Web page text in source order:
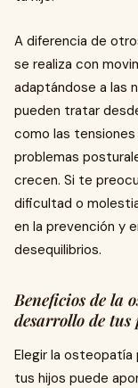
A diferencia de
se realiza con
adaptándose a las
pueden tratar
como las
problemas
crecen. Si te
dificultad o
en la prevención y
desequilibrios.
Beneficios de la
desarrollo de tus
Elegir la
tus hijos puede